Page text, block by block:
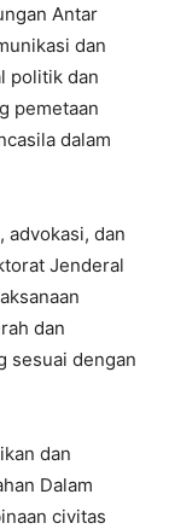
Antar
dan
politik dan
pemetaan
dalam
advokasi, dan
Jenderal
dan
sesuai dengan
dan
Dalam
civitas